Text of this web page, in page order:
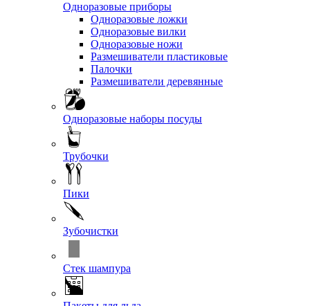
Одноразовые приборы
Одноразовые ложки
Одноразовые вилки
Одноразовые ножи
Размешиватели пластиковые
Палочки
Размешиватели деревянные
Одноразовые наборы посуды
Трубочки
Пики
Зубочистки
Стек шампура